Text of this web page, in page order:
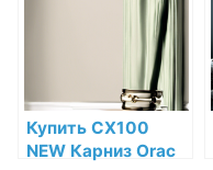
Купить CX100
NEW Карниз Orac